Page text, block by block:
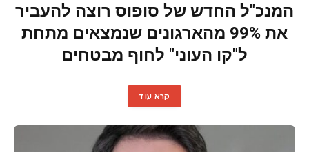
המנכ"ל החדש של סופוס רוצה להעביר
את 99% מהארגונים שנמצאים מתחת
ל"קו העוני" לחוף מבטחים
קרא עוד